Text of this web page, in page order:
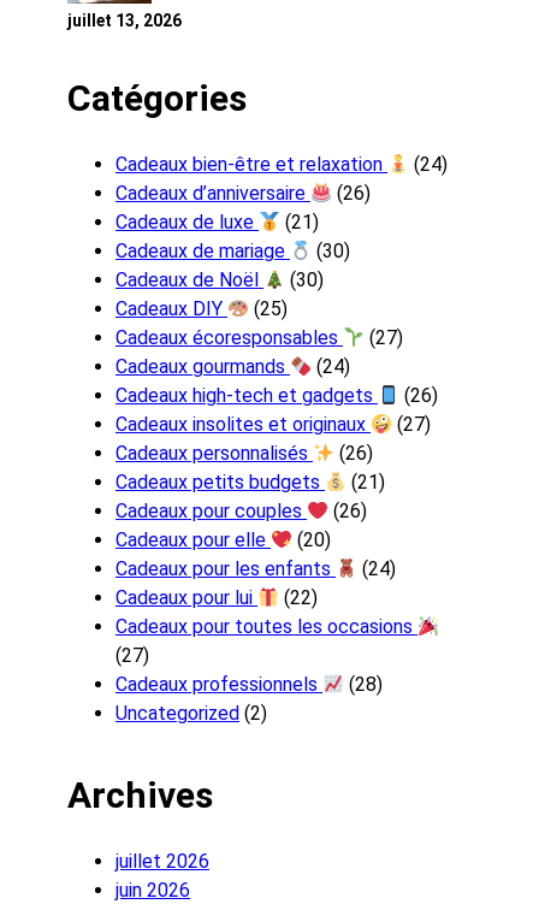
juillet 13, 2026
Catégories
Cadeaux bien-être et relaxation
(24)
Cadeaux d’anniversaire
(26)
Cadeaux de luxe
(21)
Cadeaux de mariage
(30)
Cadeaux de Noël
(30)
Cadeaux DIY
(25)
Cadeaux écoresponsables
(27)
Cadeaux gourmands
(24)
Cadeaux high-tech et gadgets
(26)
Cadeaux insolites et originaux
(27)
Cadeaux personnalisés
(26)
Cadeaux petits budgets
(21)
Cadeaux pour couples
(26)
Cadeaux pour elle
(20)
Cadeaux pour les enfants
(24)
Cadeaux pour lui
(22)
Cadeaux pour toutes les occasions
(27)
Cadeaux professionnels
(28)
Uncategorized (2)
Archives
juillet 2026
juin 2026